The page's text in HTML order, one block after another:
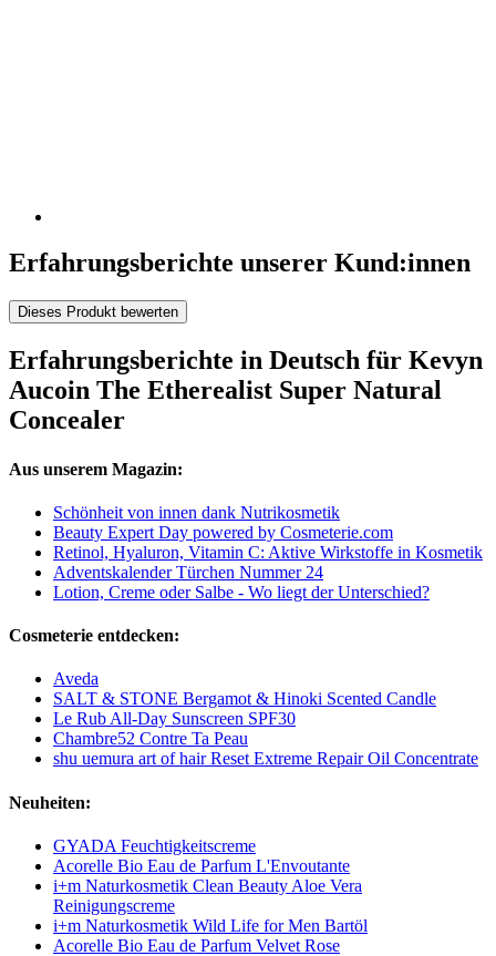
Erfahrungsberichte unserer Kund:innen
Dieses Produkt bewerten
Erfahrungsberichte in Deutsch für Kevyn
Aucoin The Etherealist Super Natural
Concealer
Aus unserem Magazin:
Schönheit von innen dank Nutrikosmetik
Beauty Expert Day powered by Cosmeterie.com
Retinol, Hyaluron, Vitamin C: Aktive Wirkstoffe in Kosmetik
Adventskalender Türchen Nummer 24
Lotion, Creme oder Salbe - Wo liegt der Unterschied?
Cosmeterie entdecken:
Aveda
SALT & STONE Bergamot & Hinoki Scented Candle
Le Rub All-Day Sunscreen SPF30
Chambre52 Contre Ta Peau
shu uemura art of hair Reset Extreme Repair Oil Concentrate
Neuheiten:
GYADA Feuchtigkeitscreme
Acorelle Bio Eau de Parfum L'Envoutante
i+m Naturkosmetik Clean Beauty Aloe Vera
Reinigungscreme
i+m Naturkosmetik Wild Life for Men Bartöl
Acorelle Bio Eau de Parfum Velvet Rose